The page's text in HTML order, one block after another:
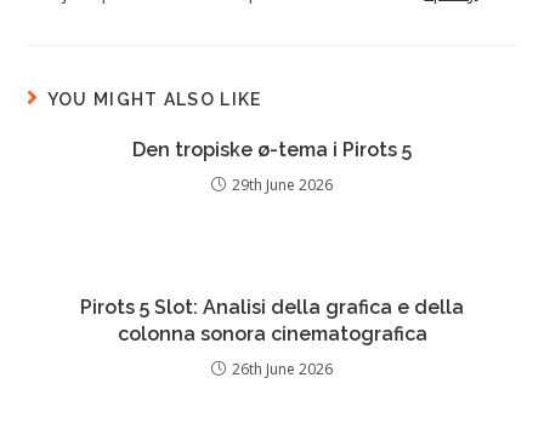
YOU MIGHT ALSO LIKE
Den tropiske ø-tema i Pirots 5
29th June 2026
Pirots 5 Slot: Analisi della grafica e della
colonna sonora cinematografica
26th June 2026